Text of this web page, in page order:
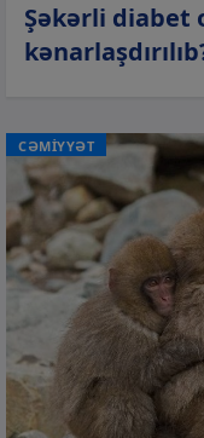
Şəkərli diabet
CƏMİYYƏT